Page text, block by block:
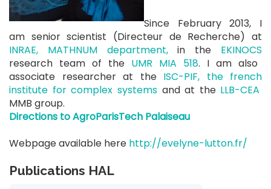
Since February 2013, I
am senior scientist (Directeur de Recherche) at
INRAE, MATHNUM department,
in the EKINOCS
research team of the UMR MIA 518. I am also
associate researcher at the ISC-PIF, the french
institute for complex systemsand at the LLB-CEA
MMB group.
Directions toAgroParisTech Palaiseau
Webpage available here http://evelyne-lutton.fr/
Publications HAL